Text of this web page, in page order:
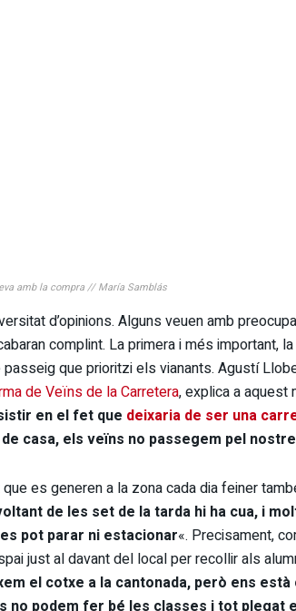
amb la compra // María Samblás
d’opinions. Alguns veuen amb
complint. La primera i més important,
passeig que prioritzi els vianants. Agustí
de Veïns de la Carretera, explica a aquest
en el fet que deixaria de ser una
casa, els veïns no passegem pel
es generen a la zona cada dia feiner
de les set de la tarda hi ha cua, i
pot parar ni estacionar«. Precisament,
just al davant del local per recollir als
el cotxe a la cantonada, però ens
no podem fer bé les classes i tot plegat